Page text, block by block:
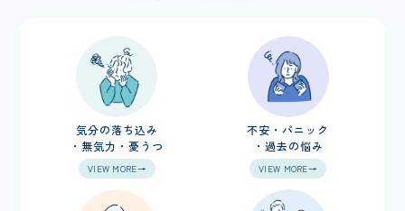
気分の落ち込み
・無気力・憂うつ
VIEW MORE→
不安・パニック
・過去の悩み
VIEW MORE→